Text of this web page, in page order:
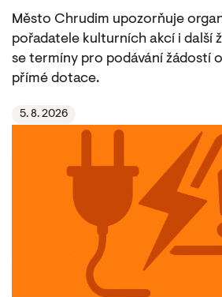
Město Chrudim upozorňuje
pořadatele kulturních akcí i další
se termíny pro podávání žádostí
přímé dotace.
5. 8. 2026